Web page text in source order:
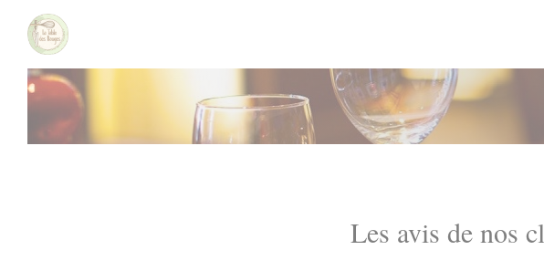
Personnalisation de vos choix en matière de cookies
Les avis de nos